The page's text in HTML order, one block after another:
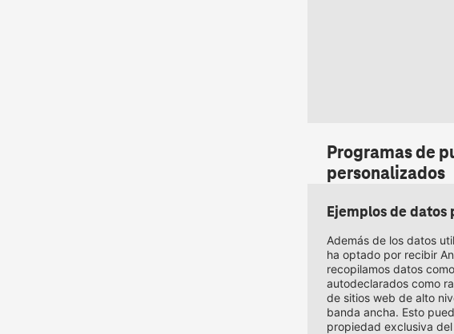
Programas de
personalizados
Ejemplos de datos
Además de los datos
ha optado por recibir
recopilamos datos
autodeclarados como
de sitios web de alto
banda ancha. Esto
propiedad exclusiva